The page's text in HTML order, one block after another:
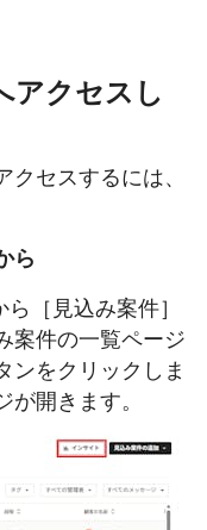
アクセスし
セスするには、
ら
［見込み案件］
案件の一覧ページ
ンをクリックしま
開きます。